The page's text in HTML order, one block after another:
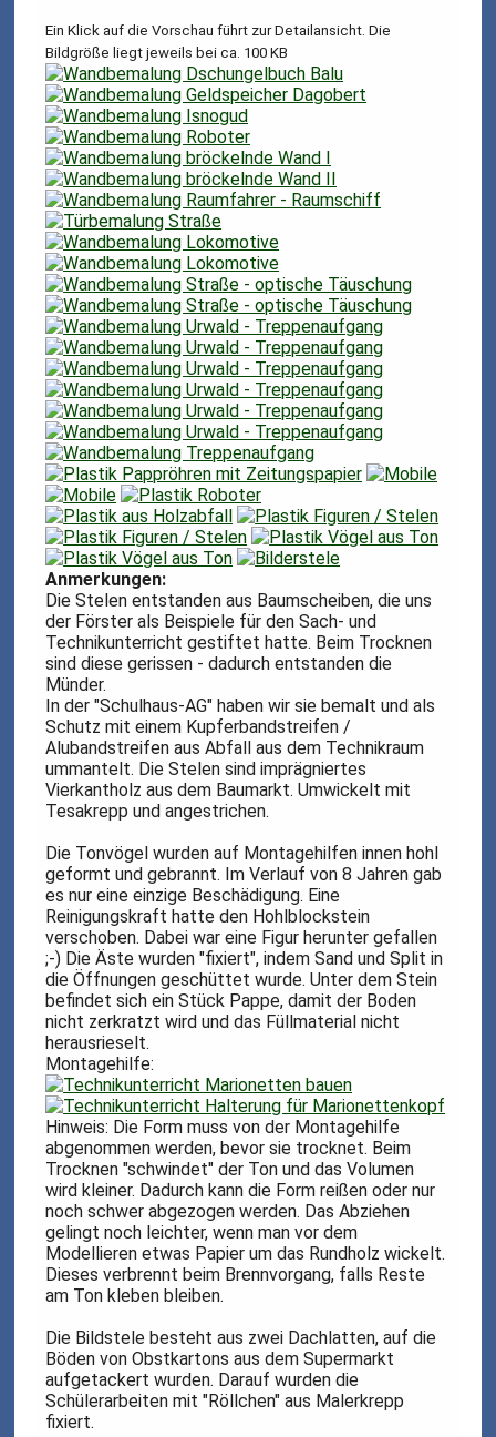
Ein Klick auf die Vorschau führt zur Detailansicht. Die
Bildgröße liegt jeweils bei ca. 100 KB
Anmerkungen:
Die Stelen entstanden aus Baumscheiben, die uns
der Förster als Beispiele für den Sach- und
Technikunterricht gestiftet hatte. Beim Trocknen
sind diese gerissen - dadurch entstanden die
Münder.
In der "Schulhaus-AG" haben wir sie bemalt und als
Schutz mit einem Kupferbandstreifen /
Alubandstreifen aus Abfall aus dem Technikraum
ummantelt. Die Stelen sind imprägniertes
Vierkantholz aus dem Baumarkt. Umwickelt mit
Tesakrepp und angestrichen.
Die Tonvögel wurden auf Montagehilfen innen hohl
geformt und gebrannt. Im Verlauf von 8 Jahren gab
es nur eine einzige Beschädigung. Eine
Reinigungskraft hatte den Hohlblockstein
verschoben. Dabei war eine Figur herunter gefallen
;-) Die Äste wurden "fixiert", indem Sand und Split in
die Öffnungen geschüttet wurde. Unter dem Stein
befindet sich ein Stück Pappe, damit der Boden
nicht zerkratzt wird und das Füllmaterial nicht
herausrieselt.
Montagehilfe:
Hinweis: Die Form muss von der Montagehilfe
abgenommen werden, bevor sie trocknet. Beim
Trocknen "schwindet" der Ton und das Volumen
wird kleiner. Dadurch kann die Form reißen oder nur
noch schwer abgezogen werden. Das Abziehen
gelingt noch leichter, wenn man vor dem
Modellieren etwas Papier um das Rundholz wickelt.
Dieses verbrennt beim Brennvorgang, falls Reste
am Ton kleben bleiben.
Die Bildstele besteht aus zwei Dachlatten, auf die
Böden von Obstkartons aus dem Supermarkt
aufgetackert wurden. Darauf wurden die
Schülerarbeiten mit "Röllchen" aus Malerkrepp
fixiert.